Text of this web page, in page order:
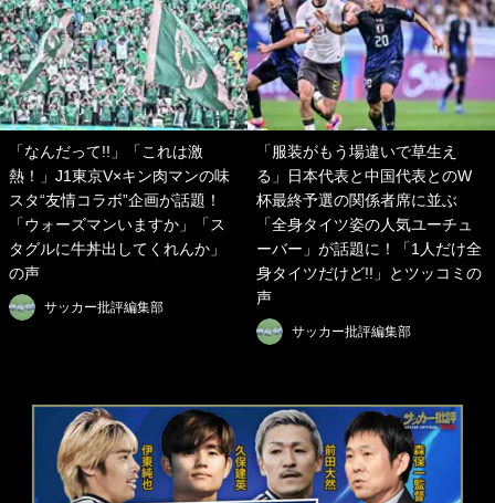
「なんだって!!」「これは激
熱！」J1東京V×キン肉マンの味
スタ“友情コラボ”企画が話題！
「ウォーズマンいますか」「ス
タグルに牛丼出してくれんか」
の声
サッカー批評編集部
「服装がもう場違いで草生え
る」日本代表と中国代表とのW
杯最終予選の関係者席に並ぶ
「全身タイツ姿の人気ユーチュ
ーバー」が話題に！「1人だけ全
身タイツだけど!!」とツッコミの
声
サッカー批評編集部